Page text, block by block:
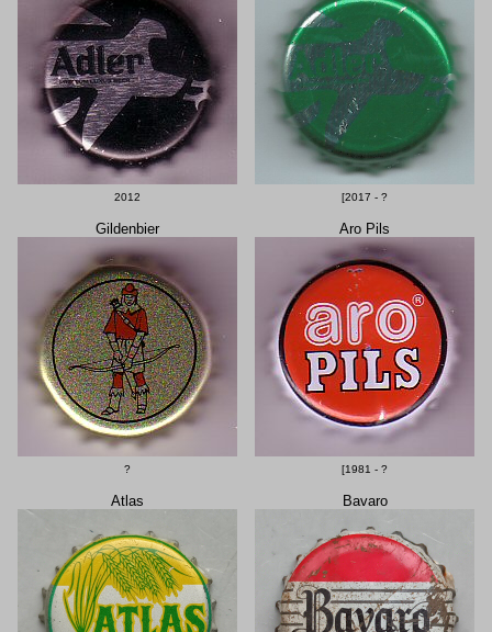
2012 [2017 - ?
Gildenbier
?
Aro Pils
[1981 - ?
Atlas Bavaro